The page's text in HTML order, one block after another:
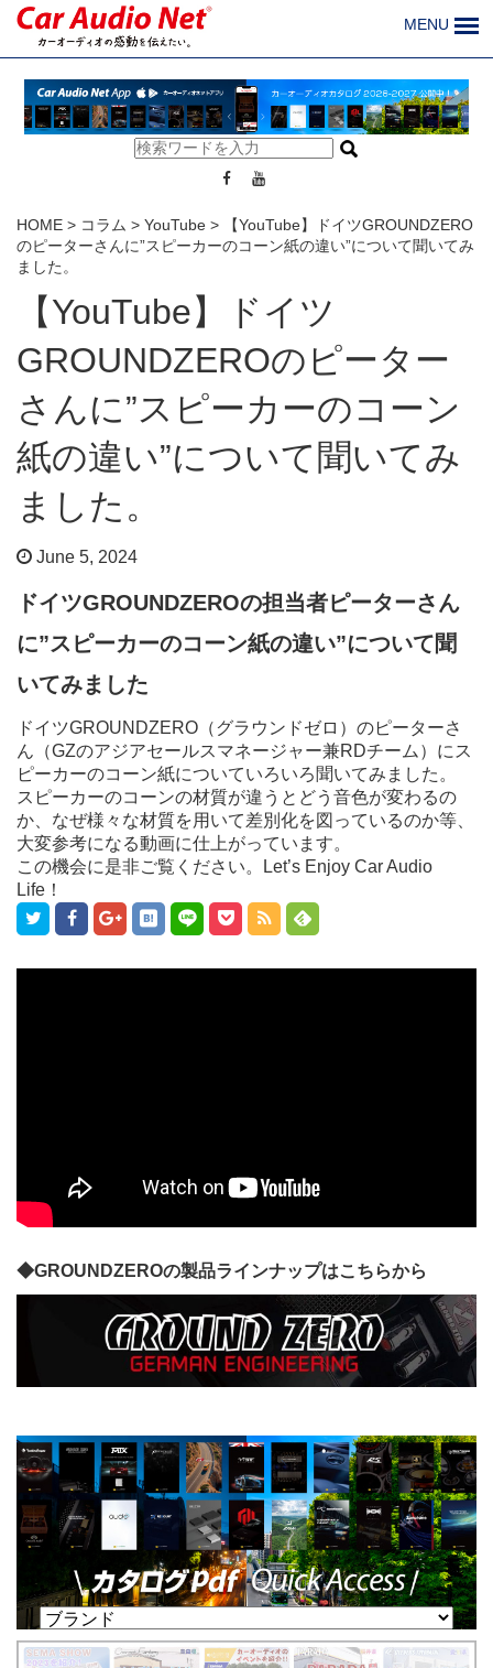
MENU
HOME > コラム > YouTube >
【YouTube】ドイツGROUNDZERO
のピーターさんに”スピーカーのコーン紙の違い”について聞いてみ
ました。
【YouTube】ドイツ
GROUNDZEROのピーター
さんに”スピーカーのコーン
紙の違い”について聞いてみ
ました。
June 5, 2024
ドイツGROUNDZEROの担当者ピーターさん
に”スピーカーのコーン紙の違い”について聞
いてみました
ドイツGROUNDZERO（グラウンドゼロ）のピーターさ
ん（GZのアジアセールスマネージャー兼RDチーム）にス
ピーカーのコーン紙についていろいろ聞いてみました。
スピーカーのコーンの材質が違うとどう音色が変わるの
か、なぜ様々な材質を用いて差別化を図っているのか等、
大変参考になる動画に仕上がっています。
この機会に是非ご覧ください。Let’s Enjoy Car Audio
Life！
◆GROUNDZEROの製品ラインナップはこちらから